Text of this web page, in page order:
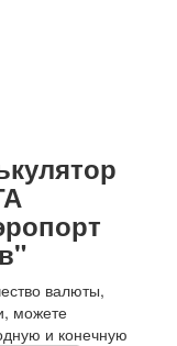
валюты,
можете
и конечную